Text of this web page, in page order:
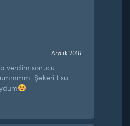
Aralık 2018
verdim sonucu
Şekeri 1 su